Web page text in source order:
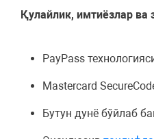
Қулайлик, имтиёзлар ва
PayPass
Mastercard
Бутун дунё бўйлаб